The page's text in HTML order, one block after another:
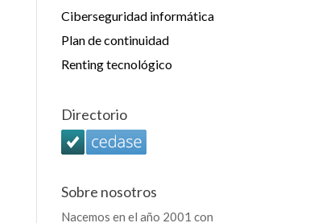
Ciberseguridad informática
Plan de continuidad
Renting tecnológico
Directorio
Sobre nosotros
Nacemos en el año 2001 con